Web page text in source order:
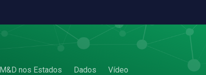
M&D nos Estados Dados Vídeo